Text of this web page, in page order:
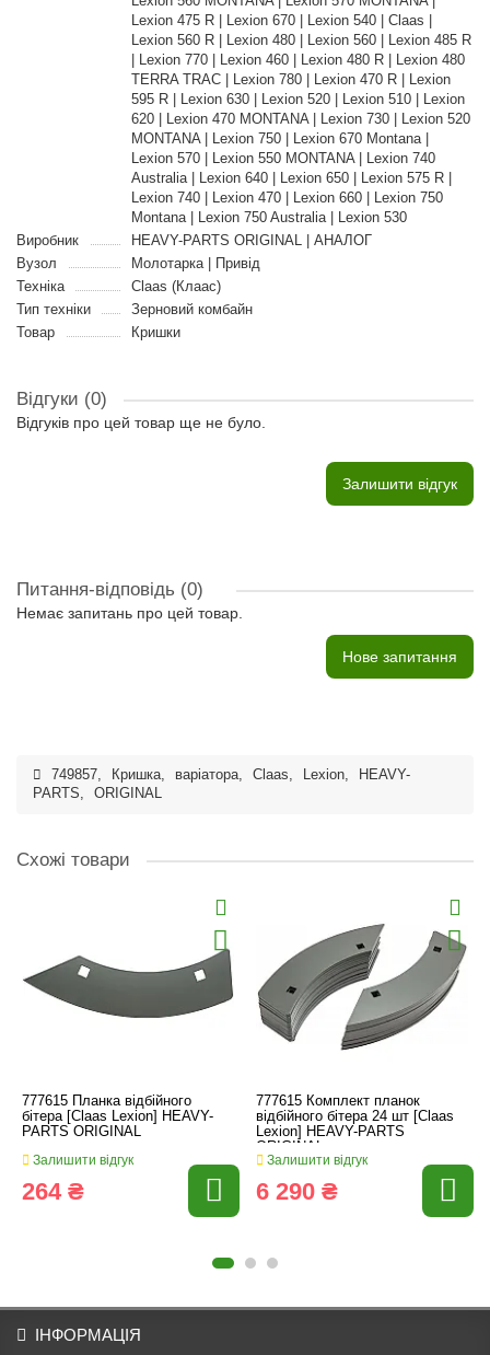
Lexion 475 R | Lexion 670 | Lexion 540 | Claas |
Lexion 560 R | Lexion 480 | Lexion 560 | Lexion 485 R
| Lexion 770 | Lexion 460 | Lexion 480 R | Lexion 480
TERRA TRAC | Lexion 780 | Lexion 470 R | Lexion
595 R | Lexion 630 | Lexion 520 | Lexion 510 | Lexion
620 | Lexion 470 MONTANA | Lexion 730 | Lexion 520
MONTANA | Lexion 750 | Lexion 670 Montana |
Lexion 570 | Lexion 550 MONTANA | Lexion 740
Australia | Lexion 640 | Lexion 650 | Lexion 575 R |
Lexion 740 | Lexion 470 | Lexion 660 | Lexion 750
Montana | Lexion 750 Australia | Lexion 530
Виробник
HEAVY-PARTS ORIGINAL | АНАЛОГ
Вузол
Молотарка | Привід
Техніка
Claas (Клаас)
Тип техніки
Зерновий комбайн
Товар
Кришки
Відгуки (0)
Відгуків про цей товар ще не було.
Залишити відгук
Питання-відповідь (0)
Немає запитань про цей товар.
Нове запитання
749857, Кришка, варіатора, Claas, Lexion,
HEAVY-
PARTS, ORIGINAL
Схожі товари
777615 Планка відбійного
бітера [Claas Lexion] HEAVY-
PARTS ORIGINAL
Залишити відгук
264 ₴
777615 Комплект планок
відбійного бітера 24 шт [Claas
Lexion] HEAVY-PARTS
ORIGINAL
Залишити відгук
6 290 ₴
ІНФОРМАЦІЯ